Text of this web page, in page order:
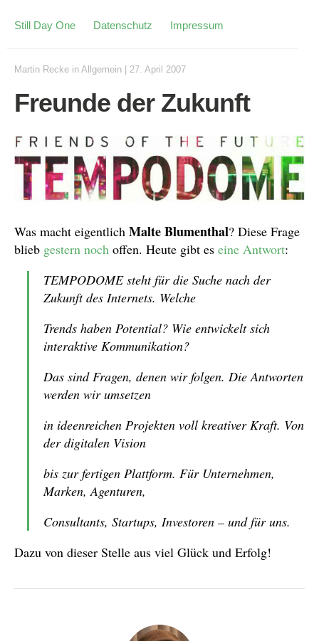
Still Day One Datenschutz Impressum
Martin Recke in Allgemein 27. April 2007
Freunde der Zukunft
Was macht eigentlich Malte Blumenthal? Diese Frage
blieb gestern noch offen. Heute gibt es eine Antwort:
TEMPODOME steht für die Suche nach der
Zukunft des Internets. Welche
Trends haben Potential? Wie entwickelt sich
interaktive Kommunikation?
Das sind Fragen, denen wir folgen. Die Antworten
werden wir umsetzen
in ideenreichen Projekten voll kreativer Kraft. Von
der digitalen Vision
bis zur fertigen Plattform. Für Unternehmen,
Marken, Agenturen,
Consultants, Startups, Investoren – und für uns.
Dazu von dieser Stelle aus viel Glück und Erfolg!